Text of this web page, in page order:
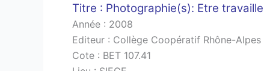
Titre : Photographie(s): Etre
Année : 2008
Editeur : Collège Coopératif Rhône-Alpes
Cote : BET 107.41